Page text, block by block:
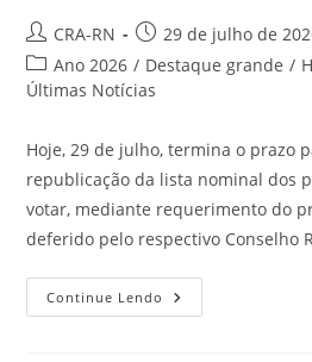
Autor
do
post:
CRA-RN
Post
publicado:
29 de julho de
Categoria
do
Ano 2026 / Destaque grande /
Últimas Notícias
Hoje, 29 de julho, termina o prazo
republicação da lista nominal dos
votar, mediante requerimento do
deferido pelo respectivo Conselho
Continue Lendo Calendário
Eleitoral